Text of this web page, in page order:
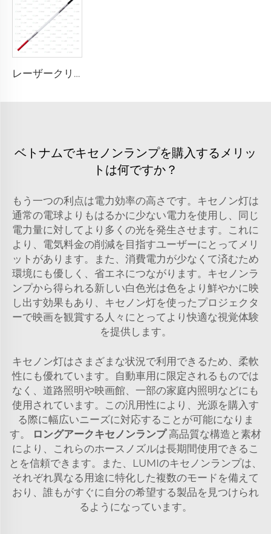
レーザークリプトンランプ L2051 – 5×70×130 mm
ベトナムでキセノンランプを購入するメリッ
トは何ですか？
もう一つの利点は電力効率の高さです。キセノン灯は
通常の電球よりもはるかに少ない電力を使用し、同じ
電力量に対してより多くの光を発生させます。これに
より、電気料金の削減を目指すユーザーにとってメリ
ットがあります。また、消費電力が少なくて済むため
環境にも優しく、省エネにつながります。キセノンラ
ンプから得られる新しい白色光は色をより鮮やかに映
し出す効果もあり、キセノン灯を使ったプロジェクタ
ーで映画を観賞する人々にとってより快適な視覚体験
を提供します。
キセノン灯はさまざまな状況で利用できるため、柔軟
性にも優れています。自動車用に限定されるものでは
なく、道路照明や映画館、一部の家庭内照明などにも
使用されています。この汎用性により、光源を購入す
る際に幅広いニーズに対応することが可能になりま
す。
ロングアークキセノンランプ 高品質な構造と素材
により、これらのホースノズルは長期間使用できるこ
とを信頼できます。また、LUMIのキセノンランプは、
それぞれ異なる用途に特化した複数のモードを備えて
おり、誰もがすぐに自分の希望する製品を見つけられ
るようになっています。